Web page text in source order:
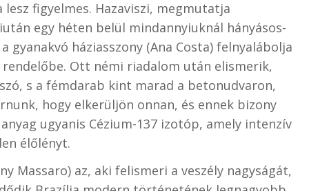
figyelmes. Hazaviszi, megmutatja
egy héten belül mindannyiuknál hányásos-
háziasszony (Ana Costa) felnyalábolja
Ott némi riadalom után elismerik,
s a fémdarab kint marad a betonudvaron,
hogy elkerüljön onnan, és ennek bizony
ugyanis Cézium-137 izotóp, amely intenzív
élőlényt.
Massaro) az, aki felismeri a veszély nagyságát,